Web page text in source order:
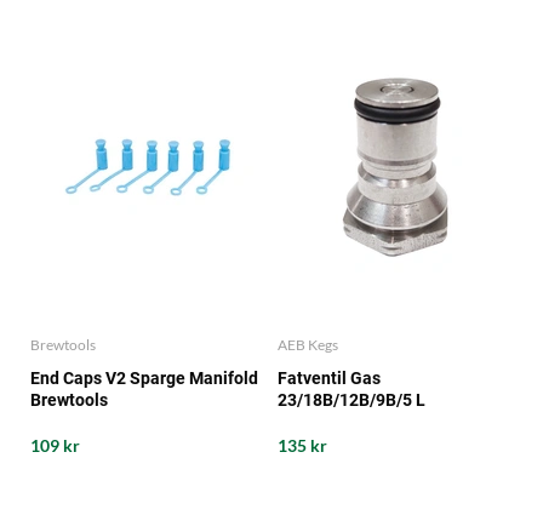
Brewtools
End Caps V2 Sparge Manifold
Brewtools
109 kr
AEB Kegs
Fatventil Gas
23/18B/12B/9B/5 L
135 kr